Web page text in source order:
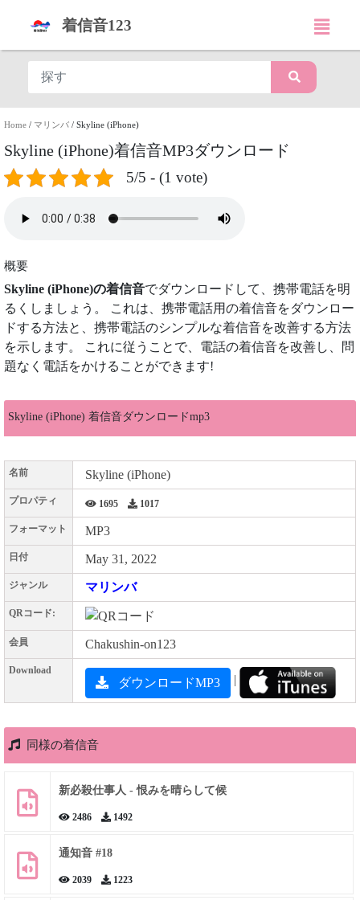
着信音123
Home / マリンバ / Skyline (iPhone)
Skyline (iPhone)着信音MP3ダウンロード
5/5 - (1 vote)
概要
Skyline (iPhone)の着信音でダウンロードして、携帯電話を明
るくしましょう。 これは、携帯電話用の着信音をダウンロー
ドする方法と、携帯電話のシンプルな着信音を改善する方法
を示します。 これに従うことで、電話の着信音を改善し、問
題なく電話をかけることができます!
Skyline (iPhone) 着信音ダウンロードmp3
名前 Skyline (iPhone)
プロパティ 1695 1017
フォーマット MP3
日付 May 31, 2022
ジャンル マリンバ
QRコード:
会員 Chakushin-on123
Download
ダウンロードMP3 |
同様の着信音
新必殺仕事人 - 恨みを晴らして候
2486 1492
通知音 #18
2039 1223